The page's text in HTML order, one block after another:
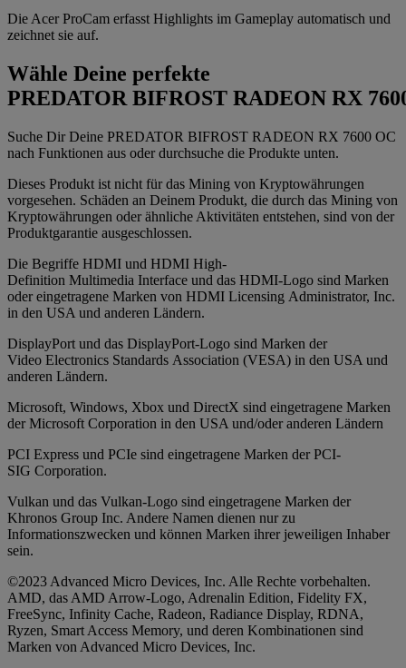
Die Acer ProCam erfasst Highlights im Gameplay automatisch und
zeichnet sie auf.
Wähle Deine perfekte
PREDATOR BIFROST RADEON RX
Suche Dir Deine PREDATOR BIFROST RADEON RX 7600 OC
nach Funktionen aus oder durchsuche die Produkte unten.
Dieses Produkt ist nicht für das Mining von Kryptowährungen
vorgesehen. Schäden an Deinem Produkt, die durch das Mining von
Kryptowährungen oder ähnliche Aktivitäten entstehen, sind von der
Produktgarantie ausgeschlossen.
Die Begriffe HDMI und HDMI High-
Definition Multimedia Interface und das HDMI-Logo sind Marken
oder eingetragene Marken von HDMI Licensing Administrator, Inc.
in den USA und anderen Ländern.
DisplayPort und das DisplayPort-Logo sind Marken der
Video Electronics Standards Association (VESA) in den USA und
anderen Ländern.
Microsoft, Windows, Xbox und DirectX sind eingetragene Marken
der Microsoft Corporation in den USA und/oder anderen Ländern
PCI Express und PCIe sind eingetragene Marken der PCI-
SIG Corporation.
Vulkan und das Vulkan-Logo sind eingetragene Marken der
Khronos Group Inc. Andere Namen dienen nur zu
Informationszwecken und können Marken ihrer jeweiligen Inhaber
sein.
©2023 Advanced Micro Devices, Inc. Alle Rechte vorbehalten.
AMD, das AMD Arrow-Logo, Adrenalin Edition, Fidelity FX,
FreeSync, Infinity Cache, Radeon, Radiance Display, RDNA,
Ryzen, Smart Access Memory, und deren Kombinationen sind
Marken von Advanced Micro Devices, Inc.